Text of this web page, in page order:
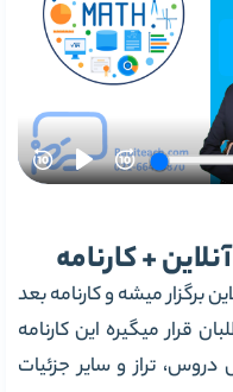
+ کارنامه
برگزار میشه و کارنامه بعد
قرار میگیره این کارنامه
تراز و سایر جزئیات